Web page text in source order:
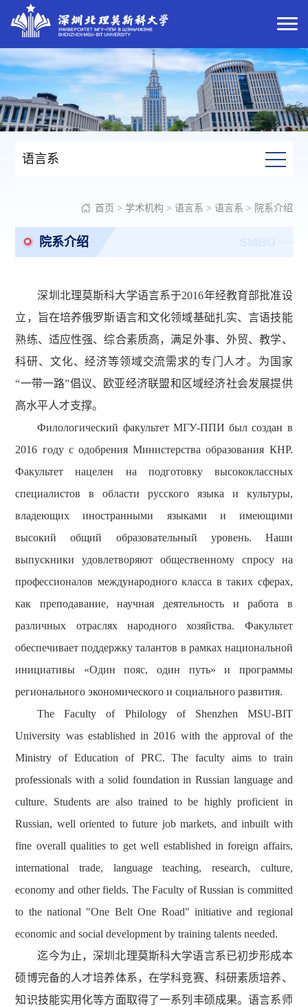
语言系
首页 > 学术机构 > 语言系 > 语言系 > 院系介绍
院系介绍
深圳北理莫斯科大学语言系于2016年经教育部批准设
立，旨在培养俄罗斯语言和文化领域基础扎实、言语技能
熟练、适应性强、综合素质高，满足外事、外贸、教学、
科研、文化、经济等领域交流需求的专门人才。为国家
“一带一路”倡议、欧亚经济联盟和区域经济社会发展提供
高水平人才支撑。
Филологический факультет МГУ-ППИ был создан в
2016 году с одобрения Министерства образования КНР.
Факультет нацелен на подготовку высококлассных
специалистов в области русского языка и культуры,
владеющих иностранными языками и имеющими
высокий общий образовательный уровень. Наши
выпускники удовлетворяют общественному спросу на
профессионалов международного класса в таких сферах,
как преподавание, научная деятельность и работа в
различных отраслях народного хозяйства. Факультет
обеспечивает поддержку талантов в рамках национальной
инициативы «Один пояс, один путь» и программы
регионального экономического и социального развития.
The Faculty of Philologyof Shenzhen MSU-BIT
University was established in 2016 with the approval of the
Ministry of Education of PRC. The faculty aims to train
professionals with a solid foundation in Russian language and
culture. Students are also trained to be highly proficient in
Russian, well oriented to future job markets, and inbuilt with
fine overall qualities to get well established in foreign affairs,
international trade, language teaching, research, culture,
economy and other fields. The Faculty of Russian is committed
to the national "One Belt One Road" initiative and regional
economic and social development by training talents needed.
迄今为止，深圳北理莫斯科大学语言系已初步形成本
硕博完备的人才培养体系，在学科竞赛、科研素质培养、
知识技能实用化等方面取得了一系列丰硕成果。语言系师